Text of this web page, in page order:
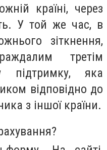
країні, через
У той же час, в
зіткнення,
третім
підтримку, яка
відповідно до
з іншої країни.